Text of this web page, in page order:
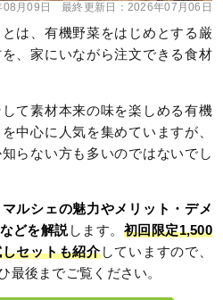
月09日 最終更新日： 2026年07月06日
とは、有機野菜をはじめとする厳
、家にいながら注文できる食材
て素材本来の味を楽しめる有機
中心に人気を集めていますが、
らない方も多いのではないでし
マルシェの魅力やメリット・デメ
どを解説 します。 初回限定1,500
セットも紹介していますので、
最後までご覧ください。